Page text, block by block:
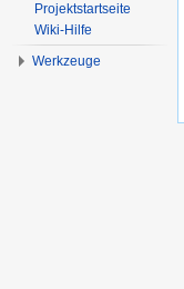
Projektstartseite
Wiki-Hilfe
Werkzeuge